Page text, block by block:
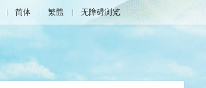
简体 繁體 无障碍浏览